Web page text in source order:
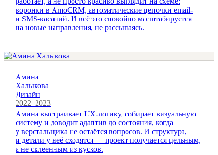
воронки в AmoCRM, автоматические цепочки email-
и SMS-касаний. И всё это спокойно масштабируется
на новые направления, не рассыпаясь.
Амина
Халыкова
Дизайн
2022–2023
Амина выстраивает UX-логику, собирает визуальную
систему и доводит адаптив до состояния, когда
у верстальщика не остаётся вопросов. И структура,
и детали у неё сходятся — проект получается цельным,
а не склеенным из кусков.